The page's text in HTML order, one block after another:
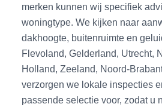
merken kunnen wij specifiek
woningtype. We kijken naar
dakhoogte, buitenruimte en
Flevoland, Gelderland, Utrecht,
Holland, Zeeland, Noord-
verzorgen we lokale inspecties
passende selectie voor, zodat u